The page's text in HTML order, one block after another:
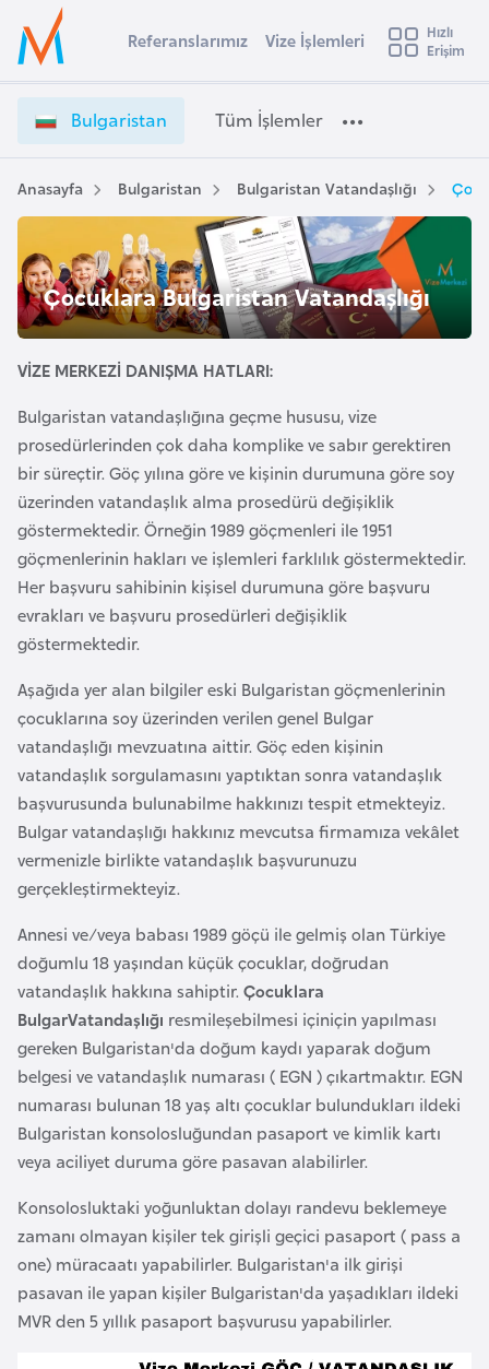
Ülke Seçimi
Başvuru yapmak istediğiniz ülkeyi seçin
Üye
Girişi
u
g
a
i
t
a
n
V
i
e
İ
ş
l
e
m
e
r
i
e
t
i
Referanslarımız Vize İşlemleri
Hızlı
Erişim
Bulgaristan Tüm İşlemler
Anasayfa Bulgaristan Bulgaristan Vatandaşlığı
Çocuklara Bulgaristan Vatandaşlığı
VİZE MERKEZİ DANIŞMA HATLARI:
Bulgaristan vatandaşlığına geçme hususu, vize
prosedürlerinden çok daha komplike ve sabır gerektiren
bir süreçtir. Göç yılına göre ve kişinin durumuna göre soy
üzerinden vatandaşlık alma prosedürü değişiklik
göstermektedir. Örneğin 1989 göçmenleri ile 1951
göçmenlerinin hakları ve işlemleri farklılık göstermektedir.
Her başvuru sahibinin kişisel durumuna göre başvuru
evrakları ve başvuru prosedürleri değişiklik
göstermektedir.
Aşağıda yer alan bilgiler eski Bulgaristan göçmenlerinin
çocuklarına soy üzerinden verilen genel Bulgar
vatandaşlığı mevzuatına aittir. Göç eden kişinin
vatandaşlık sorgulamasını yaptıktan sonra vatandaşlık
başvurusunda bulunabilme hakkınızı tespit etmekteyiz.
Bulgar vatandaşlığı hakkınız mevcutsa firmamıza vekâlet
vermenizle birlikte vatandaşlık başvurunuzu
gerçekleştirmekteyiz.
Annesi ve/veya babası 1989 göçü ile gelmiş olan Türkiye
doğumlu 18 yaşından küçük çocuklar, doğrudan
vatandaşlık hakkına sahiptir. Çocuklara
BulgarVatandaşlığı resmileşebilmesi içiniçin yapılması
gereken Bulgaristan'da doğum kaydı yaparak doğum
belgesi ve vatandaşlık numarası ( EGN ) çıkartmaktır. EGN
numarası bulunan 18 yaş altı çocuklar bulundukları ildeki
Bulgaristan konsolosluğundan pasaport ve kimlik kartı
veya aciliyet duruma göre pasavan alabilirler.
Konsolosluktaki yoğunluktan dolayı randevu beklemeye
zamanı olmayan kişiler tek girişli geçici pasaport ( pass a
one) müracaatı yapabilirler. Bulgaristan'a ilk girişi
pasavan ile yapan kişiler Bulgaristan'da yaşadıkları ildeki
MVR den 5 yıllık pasaport başvurusu yapabilirler.
s
t
r
a
A
v
u
t
u
r
y
a
A
z
e
r
a
y
c
a
n
B
h
r
e
y
n
B
a
n
g
l
a
d
e